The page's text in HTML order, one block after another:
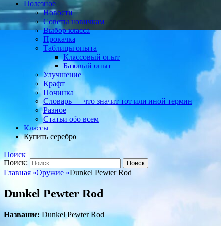
Полезное
Новости
Советы новичкам
Выбор класса
Прокачка
Таблицы опыта
Классовый опыт
Базовый опыт
Улучшение
Крафт
Починка
Словарь — что значит тот или иной термин
Разное
Статьи обо всем
Классы
Купить серебро
Поиск
Поиск:
Главная »Оружие »Dunkel Pewter Rod
Dunkel Pewter Rod
Название: Dunkel Pewter Rod